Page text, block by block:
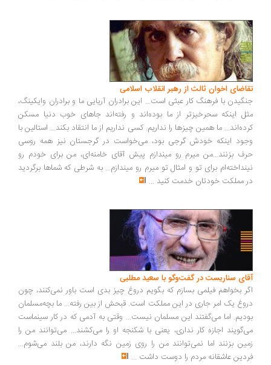
اخوان ثالث از رهبر انقلاب اسلامی
با فرهنگ کار عبثی است... این برادران آریایی ما و برادران وایکینگ،
اینکه سحرخیزتر از ما بوده‌اند و رفته‌اند جاهای خوب دنیا مسکن
ما همین چیزها را نداریم. کسی نداریم از ما انتقاد بکند... استالین با
اینکه خودش گرجی بود، می‌خواست در گرجستان نیز همه روسی
بزنند...من میرم رو میندازم پیش آقای خامنه‌ای، من برای خودم رو
برای تو و امثال تو میرم رو میندازم... به شرطی که شماها برگردید
مملکت خودتان خدمت کنید...
سناریست در گفت‌وگو با سعید مطلبی
بخواهم فیلمی بسازم که بگویم دروغ چیز بدی است باور نمی‌کنند، چون
یک امر جاری در این مملکت است. قبحش از بین رفته... ما بچه‌مسلمان
اما می‌گفتند این مسلمان نیست... وقتی به آدمی که در کار سینماست
اجازه کار نداری، یعنی با شکنجه او را می‌کشند... می‌توانند من را
بزنند اما نمی‌توانند من را روی زمین نگه دارند، من بلند می‌شوم...
عاشقانه مردم را دوست داشت ...